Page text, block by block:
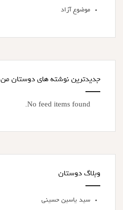
موضوع آزاد
جدیدترین نوشته های دوستان من
No feed items found.
وبلاگ دوستان
سید یاسین حسینی